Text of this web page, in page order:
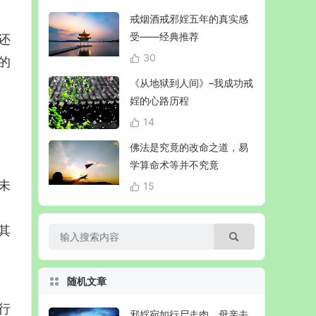
戒烟酒戒邪婬五年的真实感
受——经典推荐
30
《从地狱到人间》–我成功戒
婬的心路历程
14
佛法是究竟的改命之道，易
学算命术等并不究竟
15
随机文章